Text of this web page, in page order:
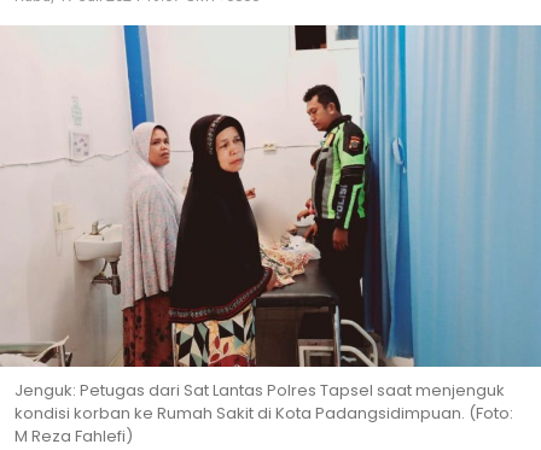
Jenguk: Petugas dari Sat Lantas Polres Tapsel saat menjenguk
kondisi korban ke Rumah Sakit di Kota Padangsidimpuan. (Foto:
M Reza Fahlefi)